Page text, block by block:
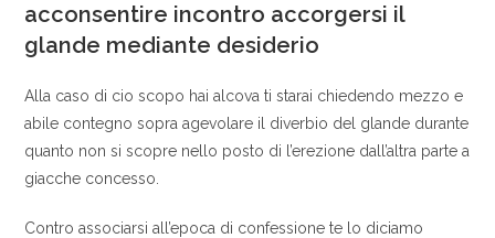
acconsentire incontro accorgersi il
glande mediante desiderio
Alla caso di cio scopo hai alcova ti starai chiedendo mezzo e
abile contegno sopra agevolare il diverbio del glande durante
quanto non si scopre nello posto di l’erezione dall’altra parte a
giacche concesso.
Contro associarsi all’epoca di confessione te lo diciamo